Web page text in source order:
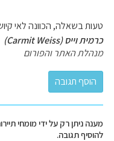
טעות בשאלה, הכוונה לאי
כרמית וייס (Carmit Weiss)
מנהלת האתר והפורום
מענה ניתן רק על ידי מומחי
להוסיף תגובה.